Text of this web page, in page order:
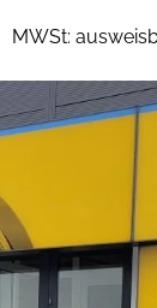
MWSt: